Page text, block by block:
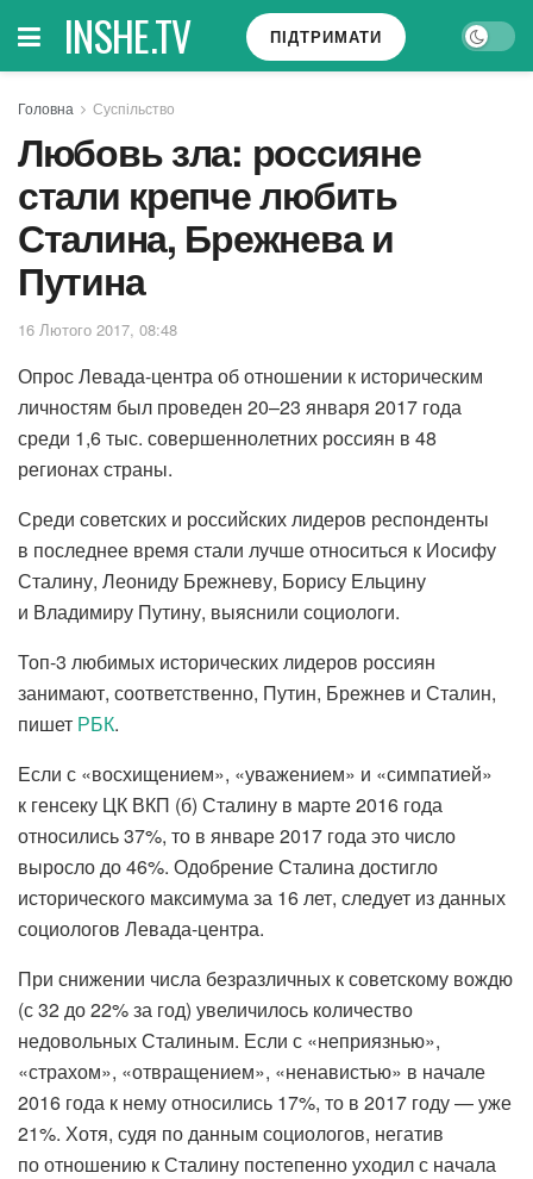
INSHE.TV ПІДТРИМАТИ
Головна Суспільство
Любовь зла: россияне
стали крепче любить
Сталина, Брежнева и
Путина
16 Лютого 2017, 08:48
Опрос Левада-центра об отношении к историческим
личностям был проведен 20–23 января 2017 года
среди 1,6 тыс. совершеннолетних россиян в 48
регионах страны.
Среди советских и российских лидеров респонденты
в последнее время стали лучше относиться к Иосифу
Сталину, Леониду Брежневу, Борису Ельцину
и Владимиру Путину, выяснили социологи.
Топ-3 любимых исторических лидеров россиян
занимают, соответственно, Путин, Брежнев и Сталин,
пишет РБК.
Если с «восхищением», «уважением» и «симпатией»
к генсеку ЦК ВКП (б) Сталину в марте 2016 года
относились 37%, то в январе 2017 года это число
выросло до 46%. Одобрение Сталина достигло
исторического максимума за 16 лет, следует из данных
социологов Левада-центра.
При снижении числа безразличных к советскому вождю
(с 32 до 22% за год) увеличилось количество
недовольных Сталиным. Если с «неприязнью»,
«страхом», «отвращением», «ненавистью» в начале
2016 года к нему относились 17%, то в 2017 году — уже
21%. Хотя, судя по данным социологов, негатив
по отношению к Сталину постепенно уходил с начала